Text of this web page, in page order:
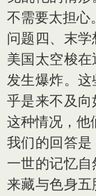
不需要太担心。
问题四、末学
美国太空梭
发生爆炸。
乎是来不及
这种情况，他
我们的回答
一世的记忆
来藏与色身五